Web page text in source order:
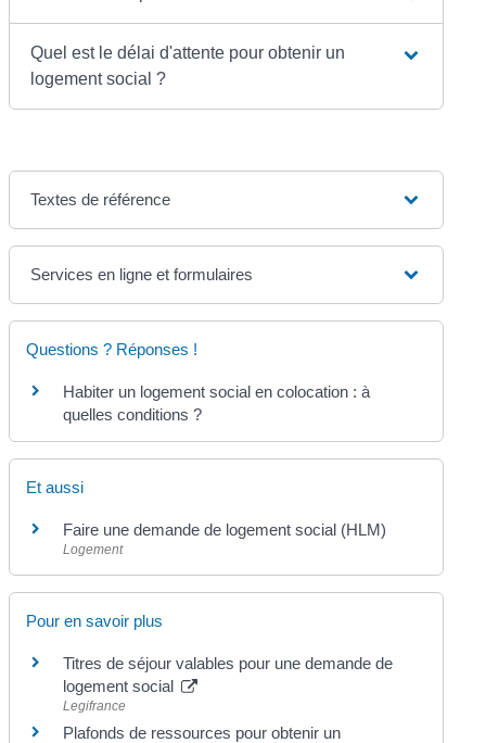
Quel est le délai d'attente pour obtenir un
logement social ?
Textes de référence
Services en ligne et formulaires
Questions ? Réponses !
Habiter un logement social en colocation : à
quelles conditions ?
Et aussi
Faire une demande de logement social (HLM)
Logement
Pour en savoir plus
Titres de séjour valables pour une demande de
logement social
Legifrance
Plafonds de ressources pour obtenir un